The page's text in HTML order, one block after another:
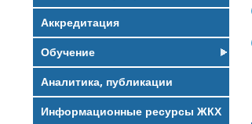
Аккредитация
Обучение
Аналитика, публикации
Информационные ресурсы ЖКХ